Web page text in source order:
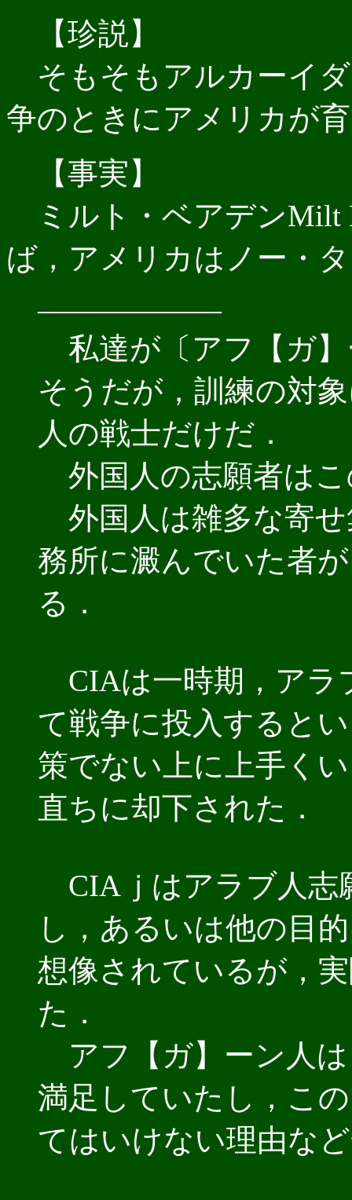
【珍説】
そもそもアルカーイ
争のときにアメリカが
【事実】
ミルト・ベアデンMilt
ば，アメリカはノー・
――――――
私達が〔アフ【ガ
そうだが，訓練の対
人の戦士だけだ．
外国人の志願者は
外国人は雑多な寄
務所に澱んでいた者
る．
CIAは一時期，アラ
て戦争に投入すると
策でない上に上手く
直ちに却下された．
CIAｊはアラブ人志
し，あるいは他の目
想像されているが，
た．
アフ【ガ】ーン人
満足していたし，こ
てはいけない理由な